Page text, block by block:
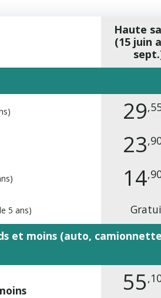
Haute
(15 juin
29
23
14
5 ans)
et moins (auto,
55